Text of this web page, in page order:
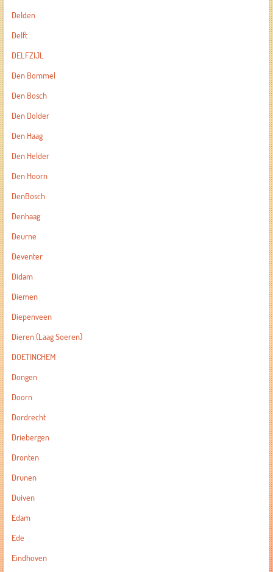
Delden
Delft
DELFZIJL
Den Bommel
Den Bosch
Den Dolder
Den Haag
Den Helder
Den Hoorn
DenBosch
Denhaag
Deurne
Deventer
Didam
Diemen
Diepenveen
Dieren (Laag Soeren)
DOETINCHEM
Dongen
Doorn
Dordrecht
Driebergen
Dronten
Drunen
Duiven
Edam
Ede
Eindhoven